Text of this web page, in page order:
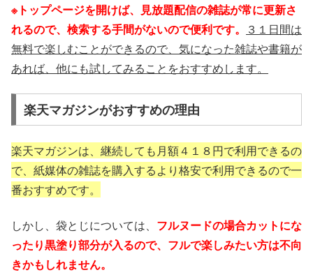
※トップページを開けば、見放題配信の雑誌が常に更新さ
れるので、検索する手間がないので便利です。
３１日間は
無料で楽しむことができるので、気になった雑誌や書籍が
あれば、他にも試してみることをおすすめします。
楽天マガジンがおすすめの理由
楽天マガジンは、継続しても月額４１８円で利用できるの
で、紙媒体の雑誌を購入するより格安で利用できるので一
番おすすめです。
しかし、袋とじについては、 フルヌードの場合カットにな
ったり黒塗り部分が入るので、フルで楽しみたい方は不向
きかもしれません。